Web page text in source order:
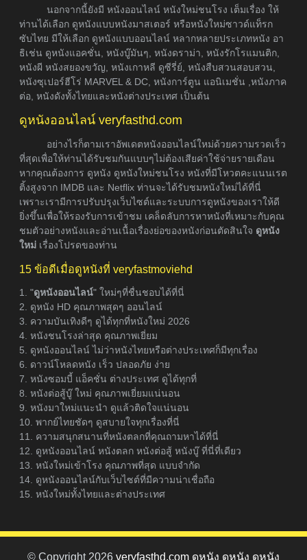
นอกจากนี้ยังมี หนังออนไลน์ หนังใหม่ชนโรง เต็มเรื่อง ให้
ท่านได้เลือก ดูหนังแบบหนังมาสเตอร์ หรือหนังใหม่ซาวด์แท็รก
ซับไทย มีให้เลือก ดูหนังแบบออนไลน์ หลากหลายประเภทหนัง อา
ธิเช่น ดูหนังแอคชั่น, หนังบู๊มันๆ, หนังดราม่า, หนังรักโรแมนติก,
หนังผี หนังสยองขวัญ, หนังเกาหลี ดูซีรี่ย์, หนังสืบสวนสอบสวน,
หนังซุเปอร์ฮีโร่ MARVEL & DC, หนังการ์ตูน แอนิเมชั่น ,หนังภาค
ต่อ, หนังดังทั้งไทยและหนังต่างประเทศ เป็นต้น
ดูหนังออนไลน์ veryfasthd.com
อย่างไรก็ตามเราอัพเดตหนังออนไลน์ใหม่ด้วยความรวดเร็ว
ที่สุดเพื่อให้ท่านได้รับชมกันแบบๆไม่ต้องเสียค่าใช้จ่ายรายเดือน
หากคุณต้องการ ดูหนัง ดูหนังใหม่ชนโรง หนังที่มีโหวตคะแนนเรต
ติ้งสูงจาก IMDB และ Netflix ท่านจะได้รับชมหนังใหม่ได้ที่นี่
เพราะเรามีการปรับปรุงเว็บไซต์และระบบการดูหนังของเราให้ดี
ยิ่งขึ้นเพื่อให้รองรับการเข้าชม เคล็ดลับการหาหนังที่เหมาะกับคุณ
ชมตัวอย่างหนังและอ่านเนื้อเรื่องย่อของหนังก่อนตัดสินใจ ดูหนัง
ใหม่ เรื่องโปรดของท่าน
15 ข้อดีเมื่อดูหนังที่ veryfastmoviehd
1. "ดูหนังออนไลน์" ใหม่ๆที่ชื่นชอบได้ที่นี่
2. ดูหนัง HD คุณภาพสุดๆ ออนไลน์
3. ความบันเทิงดีๆ ดูได้ทุกที่หนังใหม่ 2026
4. หนังชนโรงล่าสุด คุณภาพเยี่ยม
5. ดูหนังออนไลน์ ไม่ว่าหนังไทยหรือต่างประเทศก็มีทุกเรื่อง
6. ดาวน์โหลดหนัง เร็ว ปลอดภัย ง่าย
7. หนังซอมบี้ แอ็คชั่น ต่างประเทศ ดูได้ทุกที่
8. หนังต่อสู้บู๊ ใหม่ คุณภาพเยี่ยมแน่นอน
9. หนังมาใหม่แนะนำ ดูแล้วติดใจแน่นอน
10. พากย์ไทยชัดๆ ดูสบายใจทุกเรื่องที่นี่
11. ความสนุกสนานที่หนังตลกที่คุณถามหาได้ที่นี่
12. ดูหนังออนไลน์ หนังตลก หนังต่อสู้ หนังบู๊ ที่นี่ที่เดียว
13. หนังใหม่เข้าโรง คุณภาพที่สุด แบบจำกัด
14. ดูหนังออนไลน์กับเว็บไซต์ที่มีความน่าเชื่อถือ
15. หนังใหม่ทั้งไทยและต่างประเทศ
© Copyright 2026 veryfasthd.com ดูหนัง ดูหนัง ดูหนัง